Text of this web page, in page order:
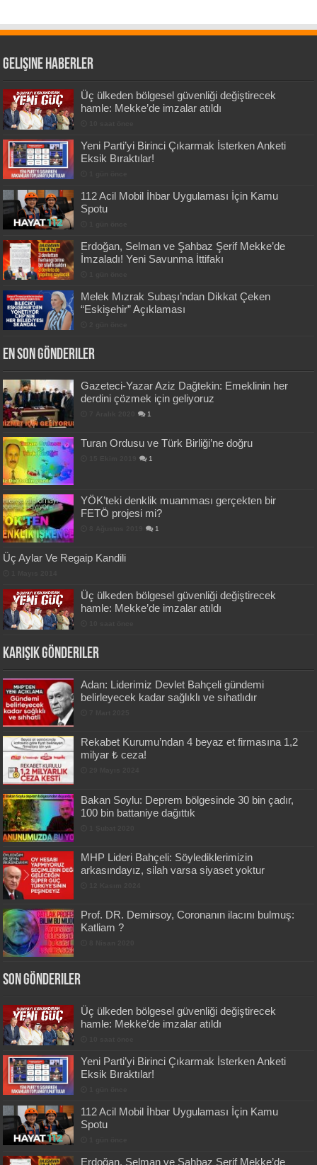
Gelişine Haberler
Üç ülkeden bölgesel güvenliği değiştirecek
hamle: Mekke’de imzalar atıldı
Yeni Parti’yi Birinci Çıkarmak İsterken Anketi
Eksik Bıraktılar!
112 Acil Mobil İhbar Uygulaması İçin Kamu
Spotu
Erdoğan, Selman ve Şahbaz Şerif Mekke’de
İmzaladı! Yeni Savunma İttifakı
Melek Mızrak Subaşı’ndan Dikkat Çeken
“Eskişehir” Açıklaması
En Son Gönderiler
Gazeteci-Yazar Aziz Dağtekin: Emeklinin her
derdini çözmek için geliyoruz
1
Turan Ordusu ve Türk Birliği’ne doğru
1
YÖK’teki denklik muamması gerçekten bir
FETÖ projesi mi?
1
Üç Aylar Ve Regaip Kandili
Üç ülkeden bölgesel güvenliği değiştirecek
hamle: Mekke’de imzalar atıldı
Karışık Gönderiler
Adan: Liderimiz Devlet Bahçeli gündemi
belirleyecek kadar sağlıklı ve sıhatlıdır
Rekabet Kurumu’ndan 4 beyaz et firmasına 1,2
milyar ₺ ceza!
Bakan Soylu: Deprem bölgesinde 30 bin çadır,
100 bin battaniye dağıttık
MHP Lideri Bahçeli: Söylediklerimizin
arkasındayız, silah varsa siyaset yoktur
Prof. DR. Demirsoy, Coronanın ilacını bulmuş:
Katliam ?
Son Gönderiler
Üç ülkeden bölgesel güvenliği değiştirecek
hamle: Mekke’de imzalar atıldı
Yeni Parti’yi Birinci Çıkarmak İsterken Anketi
Eksik Bıraktılar!
112 Acil Mobil İhbar Uygulaması İçin Kamu
Spotu
Erdoğan, Selman ve Şahbaz Şerif Mekke’de